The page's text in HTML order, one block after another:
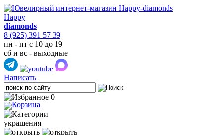
Happy
diamonds
8 (925) 391 57 39
пн - пт с 10 до 19
сб и вс - выходные
Написать
0
украшения